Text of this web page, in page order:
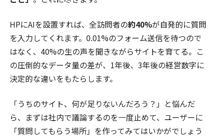
HPにAIを設置すれば、全訪問者の約40%が自発的に質問
を入力してくれます。0.01%のフォーム送信を待つので
はなく、40%の生の声を聞きながらサイトを育てる。こ
の圧倒的なデータ量の差が、1年後、3年後の経営数字に
決定的な違いをもたらします。
「うちのサイト、何が足りないんだろう？」と悩んだ
ら、まずは社内で議論するのを一度止めて、ユーザーに
「質問してもらう場所」を作ってみてはいかがでしょう